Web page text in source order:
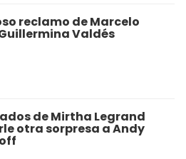
reclamo de Marcelo
Valdés
de Mirtha Legrand
otra sorpresa a Andy